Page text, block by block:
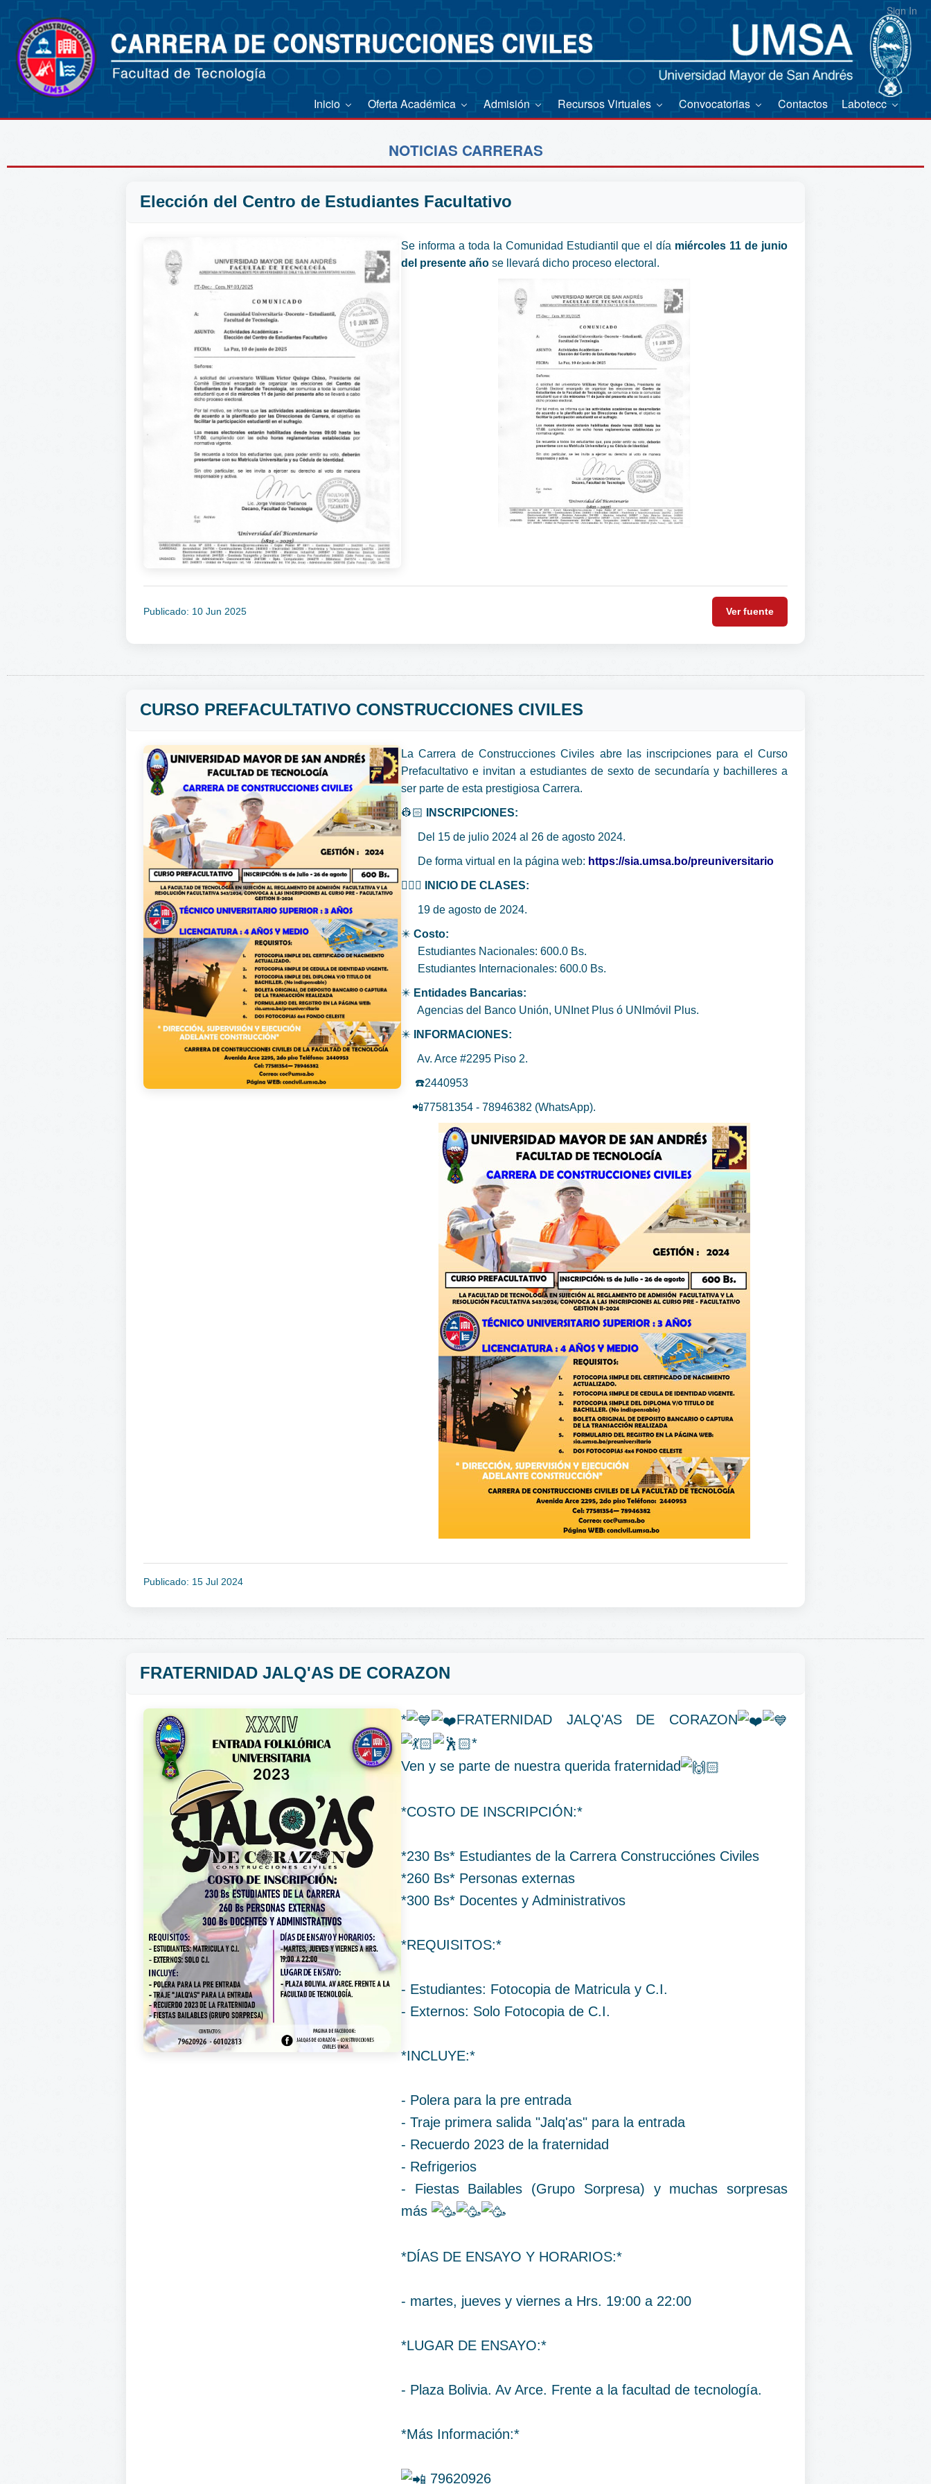
Sign In
Inicio Oferta Académica Admisión Recursos Virtuales Convocatorias Contactos Labotecc
NOTICIAS CARRERAS
Elección del Centro de Estudiantes Facultativo
Se informa a toda la Comunidad Estudiantil que el día miércoles 11 de junio
del presente año se llevará dicho proceso electoral.
Publicado: 10 Jun 2025 Ver fuente
CURSO PREFACULTATIVO CONSTRUCCIONES CIVILES
La Carrera de Construcciones Civiles abre las inscripciones para el Curso
Prefacultativo e invitan a estudiantes de sexto de secundaría y bachilleres a
ser parte de esta prestigiosa Carrera.
👷🏻 INSCRIPCIONES:
Del 15 de julio 2024 al 26 de agosto 2024.
De forma virtual en la página web: https://sia.umsa.bo/preuniversitario
👷🏻‍♀️ INICIO DE CLASES:
19 de agosto de 2024.
✴️ Costo:
Estudiantes Nacionales: 600.0 Bs.
Estudiantes Internacionales: 600.0 Bs.
✴️ Entidades Bancarias:
Agencias del Banco Unión, UNInet Plus ó UNImóvil Plus.
✴️ INFORMACIONES:
Av. Arce #2295 Piso 2.
☎️2440953
📲77581354 - 78946382 (WhatsApp).
Publicado: 15 Jul 2024
FRATERNIDAD JALQ'AS DE CORAZON
*
FRATERNIDAD JALQ'AS DE CORAZON
*
Ven y se parte de nuestra querida fraternidad
*COSTO DE INSCRIPCIÓN:*
*230 Bs* Estudiantes de la Carrera Construcciónes Civiles
*260 Bs* Personas externas
*300 Bs* Docentes y Administrativos
*REQUISITOS:*
- Estudiantes: Fotocopia de Matricula y C.I.
- Externos: Solo Fotocopia de C.I.
*INCLUYE:*
- Polera para la pre entrada
- Traje primera salida "Jalq'as" para la entrada
- Recuerdo 2023 de la fraternidad
- Refrigerios
- Fiestas Bailables (Grupo Sorpresa) y muchas sorpresas
más
*DÍAS DE ENSAYO Y HORARIOS:*
- martes, jueves y viernes a Hrs. 19:00 a 22:00
*LUGAR DE ENSAYO:*
- Plaza Bolivia. Av Arce. Frente a la facultad de tecnología.
*Más Información:*
79620926